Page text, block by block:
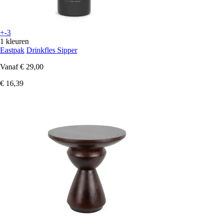
+-3
1 kleuren
Eastpak Drinkfles Sipper
Vanaf € 29,00
€ 16,39